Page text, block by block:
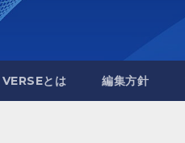
とは 編集方針